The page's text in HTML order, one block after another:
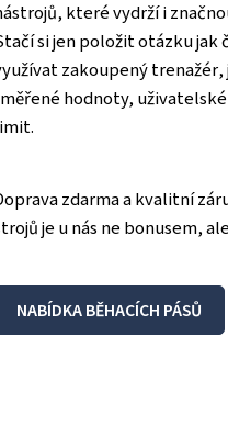
které vydrží i
si jen položit otázku jak
zakoupený
hodnoty,
zdarma a kvalitní
je u nás ne bonusem,
NABÍDKA BĚHACÍCH PÁSŮ